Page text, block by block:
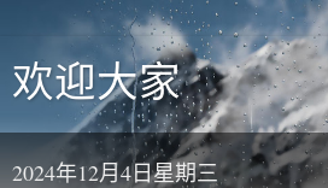
欢迎大家
2024年12月4日星期三